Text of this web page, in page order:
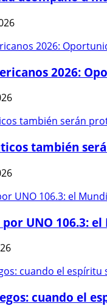
2026:
también
UNO 106.3:
cuando el